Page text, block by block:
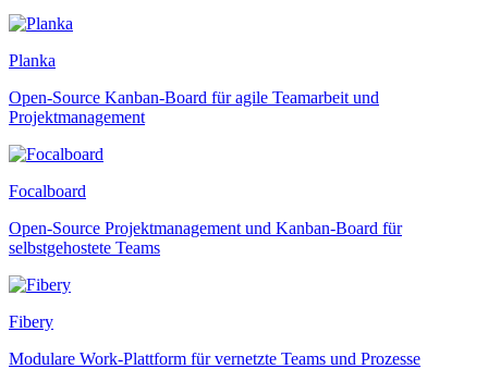
Planka
Open-Source Kanban-Board für agile Teamarbeit und
Projektmanagement
Focalboard
Open-Source Projektmanagement und Kanban-Board für
selbstgehostete Teams
Fibery
Modulare Work-Plattform für vernetzte Teams und Prozesse